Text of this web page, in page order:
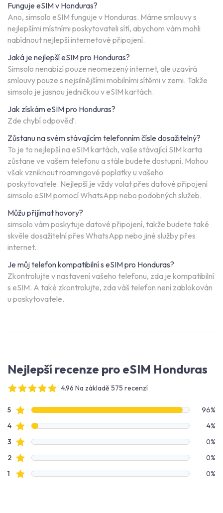
Funguje eSIM v Honduras?
Ano, simsolo eSIM funguje v Honduras. Máme smlouvy s
nejlepšími místními poskytovateli sítí, abychom vám mohli
nabídnout nejlepší internetové připojení.
Jaká je nejlepší eSIM pro Honduras?
Simsolo nenabízí pouze neomezený internet, ale uzavírá
smlouvy pouze s nejsilnějšími mobilními sítěmi v zemi. Takže
simsolo je jasnou jedničkou v eSIM kartách.
Jak získám eSIM pro Honduras?
Zde chybí odpověď.
Zůstanu na svém stávajícím telefonním čísle dosažitelný?
To je to nejlepší na eSIM kartách, vaše stávající SIM karta
zůstane ve vašem telefonu a stále budete dostupní. Mohou
však vzniknout roamingové poplatky u vašeho
poskytovatele. Nejlepší je vždy volat přes datové připojení
simsolo eSIM pomocí WhatsApp nebo podobných služeb.
Můžu přijímat hovory?
simsolo vám poskytuje datové připojení, takže budete také
skvěle dosažitelní přes WhatsApp nebo jiné služby přes
internet.
Je můj telefon kompatibilní s eSIM pro Honduras?
Zkontrolujte v nastavení vašeho telefonu, zda je kompatibilní
s eSIM. A také zkontrolujte, zda váš telefon není zablokován
u poskytovatele.
Nejlepší recenze pro eSIM Honduras
4.96 Na základě 575 recenzí
Data recenzí
5Hodnocení hvězdami
96%
4Hodnocení hvězdami
4%
3 Hodnocení hvězdami
0%
2Hodnocení hvězdami
0%
1 Hodnocení hvězdami 0%